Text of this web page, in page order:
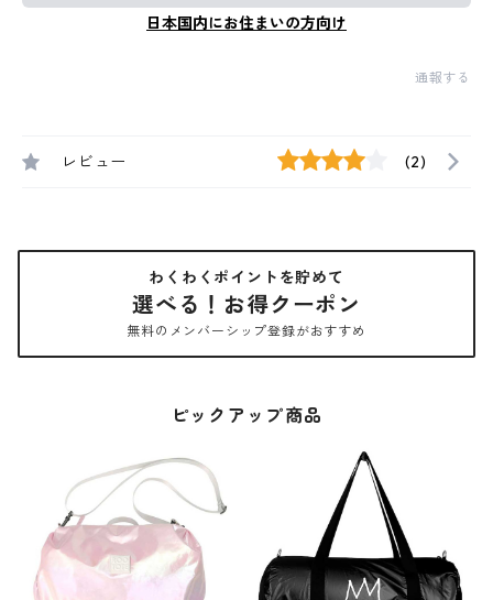
日本国内にお住まいの方向け
通報する
レビュー (2)
わくわくポイントを貯めて
選べる！お得クーポン
無料のメンバーシップ登録がおすすめ
ピックアップ商品